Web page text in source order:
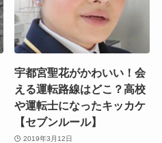
宇都宮聖花がかわいい！会
える運転路線はどこ？高校
や運転士になったキッカケ
【セブンルール】
2019年3月12日